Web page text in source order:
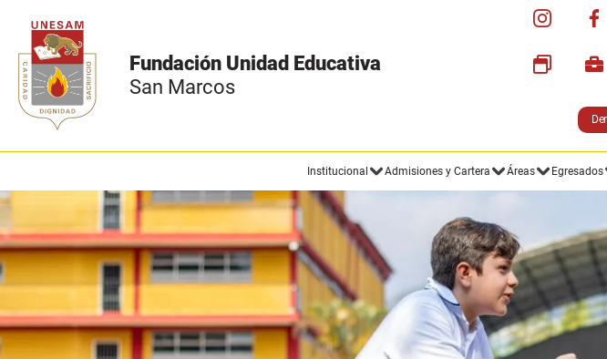
Fundación Unidad Educativa
San Marcos
Institucional Admisiones y Cartera Áreas Egresados